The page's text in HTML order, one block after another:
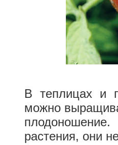
В теплицах и
можно
растения, они